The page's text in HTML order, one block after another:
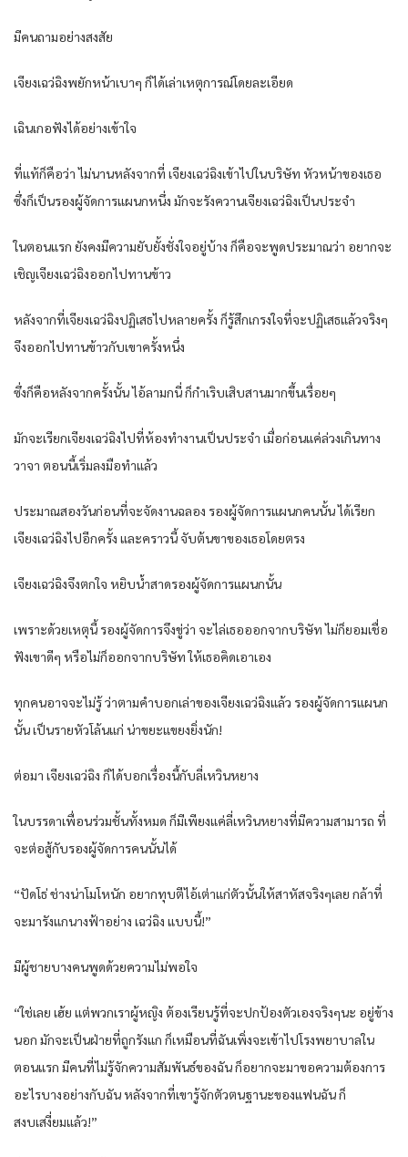
มีคนถามอย่างสงสัย
เจียงเฉว่ฉิงพยักหน้าเบาๆ ก็ได้เล่าเหตุการณ์โดยละเอียด
เฉินเกอฟังได้อย่างเข้าใจ
ที่แท้ก็คือว่า ไม่นานหลังจากที่ เจียงเฉว่ฉิงเข้าไปในบริษัท หัวหน้าของเธอ
ซึ่งก็เป็นรองผู้จัดการแผนกหนึ่ง มักจะรังควานเจียงเฉว่ฉิงเป็นประจำ
ในตอนแรก ยังคงมีความยับยั้งชั่งใจอยู่บ้าง ก็คือจะพูดประมาณว่า อยากจะ
เชิญเจียงเฉว่ฉิงออกไปทานข้าว
หลังจากที่เจียงเฉว่ฉิงปฏิเสธไปหลายครั้ง ก็รู้สึกเกรงใจที่จะปฏิเสธแล้วจริงๆ
จึงออกไปทานข้าวกับเขาครั้งหนึ่ง
ซึ่งก็คือหลังจากครั้งนั้น ไอ้ลามกนี่ ก็กำเริบเสิบสานมากขึ้นเรื่อยๆ
มักจะเรียกเจียงเฉว่ฉิงไปที่ห้องทำงานเป็นประจำ เมื่อก่อนแค่ล่วงเกินทาง
วาจา ตอนนี้เริ่มลงมือทำแล้ว
ประมาณสองวันก่อนที่จะจัดงานฉลอง รองผู้จัดการแผนกคนนั้น ได้เรียก
เจียงเฉว่ฉิงไปอีกครั้ง และคราวนี้ จับต้นขาของเธอโดยตรง
เจียงเฉว่ฉิงจึงตกใจ หยิบน้ำสาดรองผู้จัดการแผนกนั้น
เพราะด้วยเหตุนี้ รองผู้จัดการจึงขู่ว่า จะไล่เธอออกจากบริษัท ไม่ก็ยอมเชื่อ
ฟังเขาดีๆ หรือไม่ก็ออกจากบริษัท ให้เธอคิดเอาเอง
ทุกคนอาจจะไม่รู้ ว่าตามคำบอกเล่าของเจียงเฉว่ฉิงแล้ว รองผู้จัดการแผนก
นั้น เป็นรายหัวโล้นแก่ น่าขยะแขยงยิ่งนัก!
ต่อมา เจียงเฉว่ฉิง ก็ได้บอกเรื่องนี้กับลี่เหวินหยาง
ในบรรดาเพื่อนร่วมชั้นทั้งหมด ก็มีเพียงแค่ลี่เหวินหยางที่มีความสามารถ ที่
จะต่อสู้กับรองผู้จัดการคนนั้นได้
“ปัดโธ่ ช่างน่าโมโหนัก อยากทุบตีไอ้เต่าแก่ตัวนั้นให้สาหัสจริงๆเลย กล้าที่
จะมารังแกนางฟ้าอย่าง เฉว่ฉิง แบบนี้!”
มีผู้ชายบางคนพูดด้วยความไม่พอใจ
“ใช่เลย เฮ้ย แต่พวกเราผู้หญิง ต้องเรียนรู้ที่จะปกป้องตัวเองจริงๆนะ อยู่ข้าง
นอก มักจะเป็นฝ่ายที่ถูกรังแก ก็เหมือนที่ฉันเพิ่งจะเข้าไปโรงพยาบาลใน
ตอนแรก มีคนที่ไม่รู้จักความสัมพันธ์ของฉัน ก็อยากจะมาขอความต้องการ
อะไรบางอย่างกับฉัน หลังจากที่เขารู้จักตัวตนฐานะของแฟนฉัน ก็
สงบเสงี่ยมแล้ว!”